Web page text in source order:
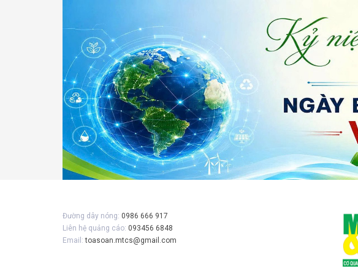
Đường dây nóng: 0986 666 917
Liên hệ quảng cáo: 093456 6848
Email:toasoan.mtcs@gmail.com
Gửi bình luận